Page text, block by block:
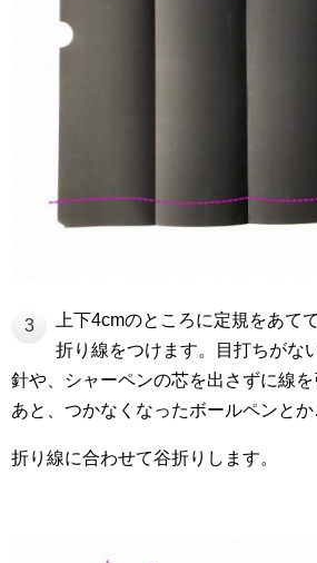
3
上下4cmのところに定規をあて
折り線をつけます。目打ちがな
針や、シャーペンの芯を出さずに線を
あと、つかなくなったボールペンとか
折り線に合わせて谷折りします。